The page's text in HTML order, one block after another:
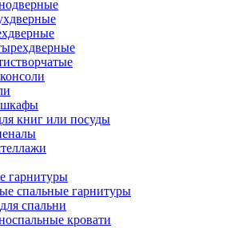
шкафы
книг или посуды
гарнитуры
спальные гарнитуры
спальни
кровати